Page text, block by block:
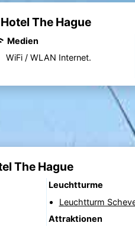
The Hague
Medien
WiFi / WLAN Internet.
The Hague
Leuchtturme
Leuchtturm
Attraktionen